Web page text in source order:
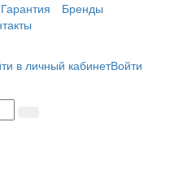
Гарантия
Бренды
в личный кабинетВойти